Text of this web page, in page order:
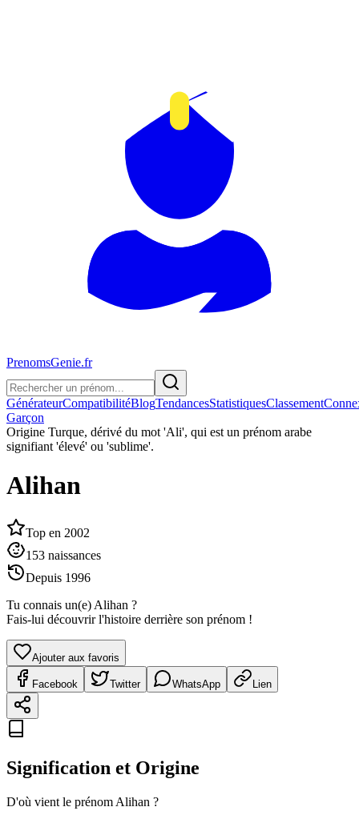
PrenomsGenie.fr
GénérateurCompatibilitéBlogTendancesStatistiquesClassement
Garçon
Origine Turque, dérivé du mot 'Ali', qui est un prénom arabe
signifiant 'élevé' ou 'sublime'.
Alihan
Top en 2002
153 naissances
Depuis 1996
Tu connais un(e) Alihan ?
Fais-lui découvrir l'histoire derrière son prénom !
Ajouter aux favoris
Facebook Twitter WhatsApp Lien
Signification et Origine
D'où vient le prénom Alihan ?